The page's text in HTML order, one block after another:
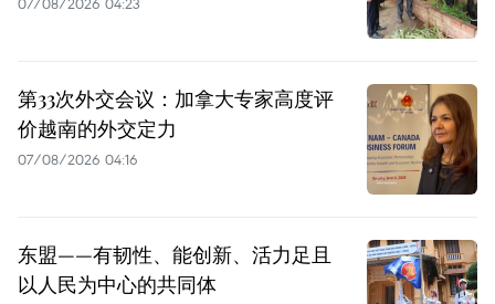
第33次外交会议：加拿大专家高度评
价越南的外交定力
07/08/2026 04:16
东盟——有韧性、能创新、活力足且
以人民为中心的共同体